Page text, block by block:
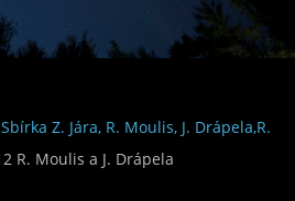
Sbírka Z. Jára, R. Moulis, J. Drápela,R.
R. Moulis a J. Drápela